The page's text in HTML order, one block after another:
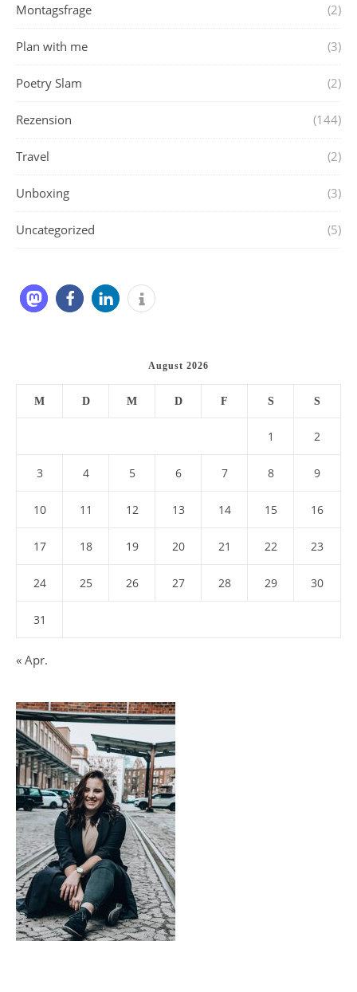
Montagsfrage (2)
Plan with me (3)
Poetry Slam (2)
Rezension (144)
Travel (2)
Unboxing (3)
Uncategorized (5)
August 2026
M D M D F S S
1 2
3 4 5 6 7 8 9
10 11 12 13 14 15 16
17 18 19 20 21 22 23
24 25 26 27 28 29 30
31
« Apr.